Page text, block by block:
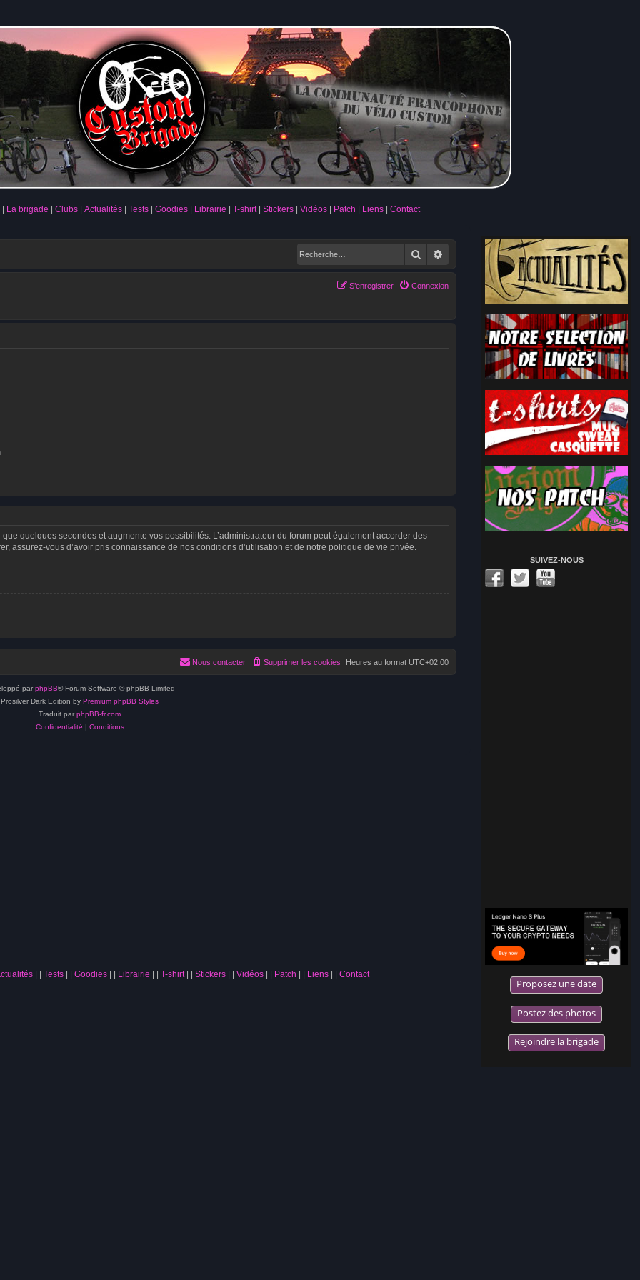
La brigade Clubs Actualités Tests Goodies Librairie T-shirt Stickers Vidéos Patch Liens Contact
SUIVEZ-NOUS
Proposez une date
Postez des photos
Rejoindre la brigade
RechercherRecherche avancée
Connexion
S’enregistrer
quelques secondes et augmente vos possibilités. L’administrateur du forum peut également accorder des
assurez-vous d’avoir pris connaissance de nos conditions d’utilisation et de notre politique de vie privée.
Heures au format UTC+02:00
Supprimer les cookies
Nous contacter
par phpBB® Forum Software © phpBB Limited
Prosilver Dark Edition by Premium phpBB Styles
Traduit par phpBB-fr.com
Confidentialité | Conditions
| Tests | Goodies | Librairie | T-shirt | Stickers | Vidéos | Patch | Liens | Contact